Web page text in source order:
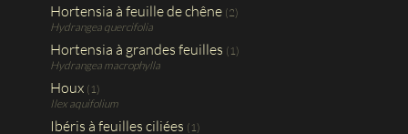
Hortensia à feuille de chêne (2)
Hydrangea quercifolia
Hortensia à grandes feuilles (1)
Hydrangea macrophylla
Houx (1)
Ilex aquifolium
Ibéris à feuilles ciliées (1)